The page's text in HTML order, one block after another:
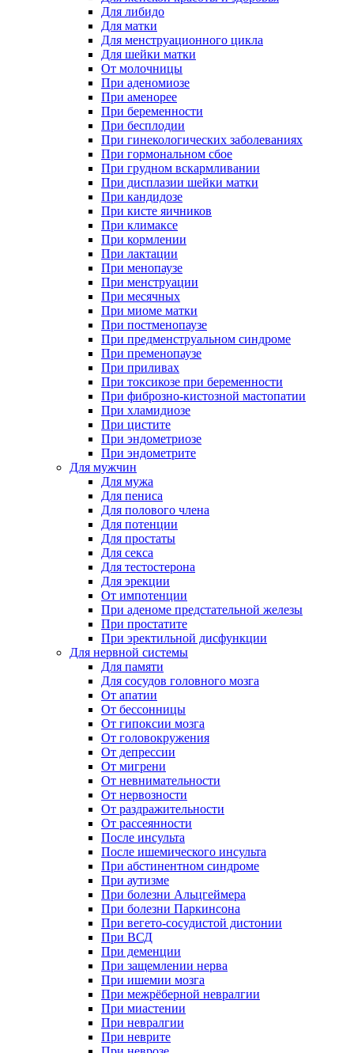
Для либидо
Для матки
Для менструационного цикла
Для шейки матки
От молочницы
При аденомиозе
При аменорее
При беременности
При бесплодии
При гинекологических заболеваниях
При гормональном сбое
При грудном вскармливании
При дисплазии шейки матки
При кандидозе
При кисте яичников
При климаксе
При кормлении
При лактации
При менопаузе
При менструации
При месячных
При миоме матки
При постменопаузе
При предменструальном синдроме
При пременопаузе
При приливах
При токсикозе при беременности
При фиброзно-кистозной мастопатии
При хламидиозе
При цистите
При эндометриозе
При эндометрите
Для мужчин
Для мужа
Для пениса
Для полового члена
Для потенции
Для простаты
Для секса
Для тестостерона
Для эрекции
От импотенции
При аденоме предстательной железы
При простатите
При эректильной дисфункции
Для нервной системы
Для памяти
Для сосудов головного мозга
От апатии
От бессонницы
От гипоксии мозга
От головокружения
От депрессии
От мигрени
От невнимательности
От нервозности
От раздражительности
От рассеянности
После инсульта
После ишемического инсульта
При абстинентном синдроме
При аутизме
При болезни Альцгеймера
При болезни Паркинсона
При вегето-сосудистой дистонии
При ВСД
При деменции
При защемлении нерва
При ишемии мозга
При межрёберной невралгии
При миастении
При невралгии
При неврите